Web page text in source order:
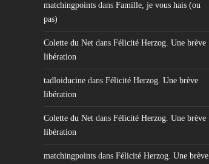
matchingpoints dans Famille, je vous hais (ou
pas)
Colette du Net dans Félicité Herzog. Une brève
libération
tadloiducine dans Félicité Herzog. Une brève
libération
Colette du Net dans Félicité Herzog. Une brève
libération
matchingpoints dans Félicité Herzog. Une brève